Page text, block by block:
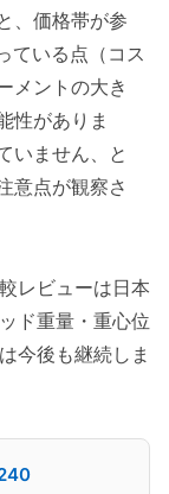
、価格帯が参
ている点（コス
メントの大き
性がありま
いません、と
意点が観察さ
レビューは日本
ド重量・重心位
今後も継続しま